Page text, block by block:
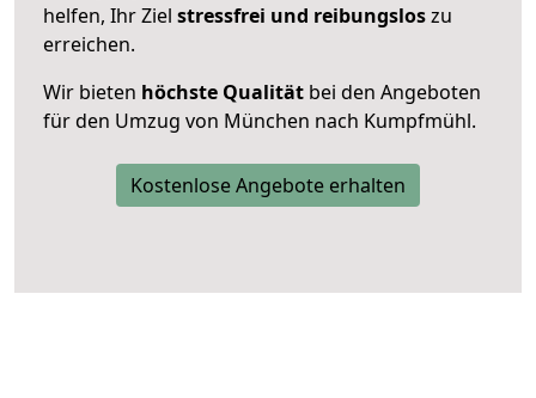
helfen, Ihr Ziel stressfrei und reibungsloszu
erreichen.
Wir bieten höchste Qualität bei den Angeboten
für den Umzug von München nach Kumpfmühl.
Kostenlose Angebote erhalten